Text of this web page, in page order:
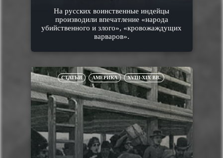
На русских воинственные индейцы
производили впечатление «народа
убийственного и злого», «кровожаждущих
варваров».
СТАТЬИ АМЕРИКА XVIII-XIX ВВ.